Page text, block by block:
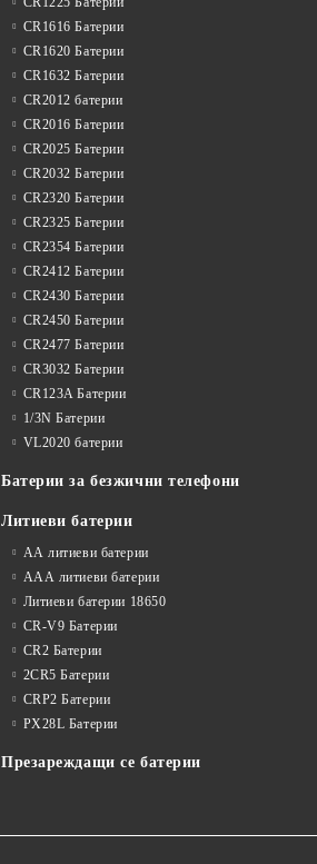
CR1616 Батерии
CR1620 Батерии
CR1632 Батерии
CR2012 батерии
CR2016 Батерии
CR2025 Батерии
CR2032 Батерии
CR2320 Батерии
CR2325 Батерии
CR2354 Батерии
CR2412 Батерии
CR2430 Батерии
CR2450 Батерии
CR2477 Батерии
CR3032 Батерии
CR123A Батерии
1/3N Батерии
VL2020 батерии
Батерии за безжични телефони
Литиеви батерии
АА литиеви батерии
ААА литиеви батерии
Литиеви батерии 18650
CR-V9 Батерии
CR2 Батерии
2CR5 Батерии
CRP2 Батерии
PX28L Батерии
Презареждащи се батерии